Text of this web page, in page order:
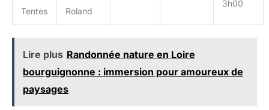
mesure que 27 x 27 cm. Une
dos peut être utilisé comme sac
à dos de randonnée, sac à dos
voyage, sac à dos de ski et sac
Dimension 44* 26* 70 cm (L x W x H ) ; Ce sac à dos
facile. C'est un sac à dos de sport de plein air très populaire
Tentes
Roland
3h00
Lire plus Randonnée nature en Loire
bourguignonne : immersion pour amoureux de
paysages